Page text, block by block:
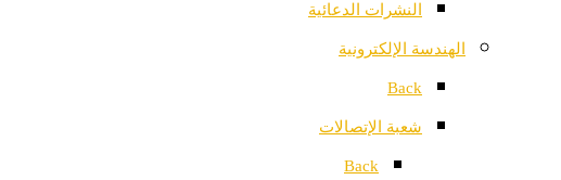
النشرات الدعائية
الهندسة الإلكترونية
Back
شعبة الإتصالات
Back